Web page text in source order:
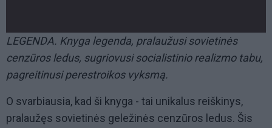
LEGENDA. Knyga legenda, pralaužusi sovietinės
cenzūros ledus, sugriovusi socialistinio realizmo tabu,
pagreitinusi perestroikos vyksmą.
O svarbiausia, kad ši knyga - tai unikalus reiškinys,
pralaužęs sovietinės geležinės cenzūros ledus. Šis